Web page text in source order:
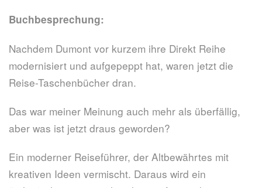
Buchbesprechung:
Nachdem Dumont vor kurzem ihre Direkt Reihe
modernisiert und aufgepeppt hat, waren jetzt die
Reise-Taschenbücher dran.
Das war meiner Meinung auch mehr als überfällig,
aber was ist jetzt draus geworden?
Ein moderner Reiseführer, der Altbewährtes mit
kreativen Ideen vermischt. Daraus wird ein